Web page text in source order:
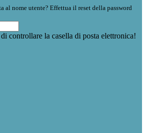
al nome utente? Effettua il reset della password
controllare la casella di posta elettronica!